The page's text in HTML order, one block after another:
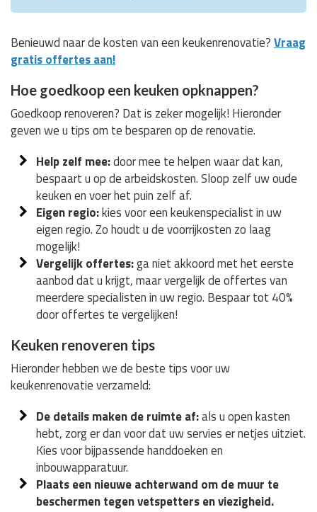
Benieuwd naar de kosten van een keukenrenovatie?Vraag
gratis offertes aan!
Hoe goedkoop een keuken opknappen?
Goedkoop renoveren? Dat is zeker mogelijk! Hieronder
geven we u tips om te besparen op de renovatie.
Help zelf mee:door mee te helpen waar dat kan,
bespaart u op de arbeidskosten. Sloop zelf uw oude
keuken en voer het puin zelf af.
Eigen regio:kies voor een keukenspecialist in uw
eigen regio. Zo houdt u de voorrijkosten zo laag
mogelijk!
Vergelijk offertes:ga niet akkoord met het eerste
aanbod dat u krijgt, maar vergelijk de offertes van
meerdere specialisten in uw regio. Bespaar tot 40%
door offertes te vergelijken!
Keuken renoveren tips
Hieronder hebben we de beste tips voor uw
keukenrenovatie verzameld:
De details maken de ruimte af:als u open kasten
hebt, zorg er dan voor dat uw servies er netjes uitziet.
Kies voor bijpassende handdoeken en
inbouwapparatuur.
Plaats een nieuwe achterwand om de muur te
beschermen tegen vetspetters en viezigheid.